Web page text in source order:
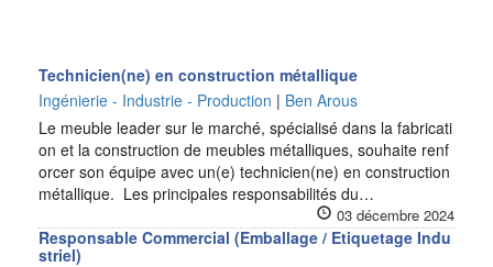
Technicien(ne) en construction métallique
Ingénierie - Industrie - Production | Ben Arous
Le meuble leader sur le marché, spécialisé dans la fabricati
on et la construction de meubles métalliques, souhaite renf
orcer son équipe avec un(e) technicien(ne) en construction
métallique. Les principales responsabilités du…
03 décembre 2024
Responsable Commercial (Emballage / Etiquetage Indu
striel)